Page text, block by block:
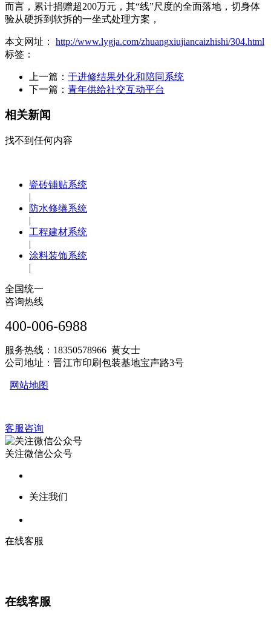
而言，累计捐赠超200万元，其“线”尺度的全面落地，切身体
验从硬拆到软拆的一坐式处理方案，
本文网址： http://www.lygja.com/zhuangxiujiancaizhishi/304.html
标签：
上一篇： 于进修结果外化和陪同系统
下一篇： 青年供给社交互动平台
相关新闻
找不到任何内容
瓷砖铺贴系统
|
防水修缮系统
|
工程建材系统
|
涂料装饰系统
|
全国统一
咨询热线
400-006-6988
服务热线：18350578966 黄女士
公司地址：晋江市印刷包装基地宝声路3号
网站地图
客服咨询
关注微信公众号
关注我们
在线客服
在线客服